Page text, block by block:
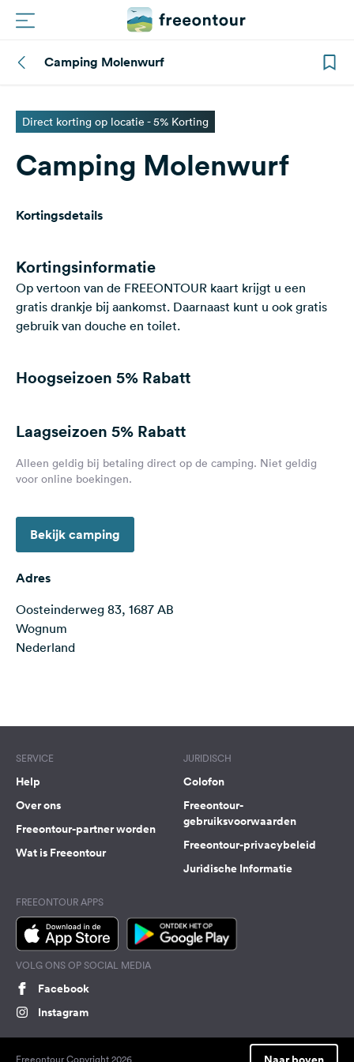
Routes
Campings
Magazine
Inloggen
Nieuwsbrief
Feedback
Volg
ons
media
Camping Molenwurf
Direct korting op locatie - 5% Korting
Camping Molenwurf
Kortingsdetails
Kortingsinformatie
Op vertoon van de FREEONTOUR kaart krijgt u een
gratis drankje bij aankomst. Daarnaast kunt u ook gratis
gebruik van douche en toilet.
Hoogseizoen 5% Rabatt
Laagseizoen 5% Rabatt
Alleen geldig bij betaling direct op de camping. Niet geldig
voor online boekingen.
Bekijk camping
Adres
Oosteinderweg 83, 1687 AB
Wognum
Nederland
SERVICE
Help
Over ons
Freeontour-partner worden
Wat is Freeontour
JURIDISCH
Colofon
Freeontour-
gebruiksvoorwaarden
Freeontour-privacybeleid
Juridische Informatie
FREEONTOUR APPS
VOLG ONS OP SOCIAL MEDIA
Facebook
Instagram
Freeontour Copyright 2026